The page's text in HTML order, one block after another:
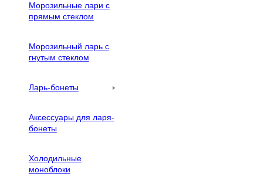
Морозильные лари с
прямым стеклом
Морозильный ларь с
гнутым стеклом
Ларь-бонеты
Аксессуары для ларя-
бонеты
Холодильные
моноблоки